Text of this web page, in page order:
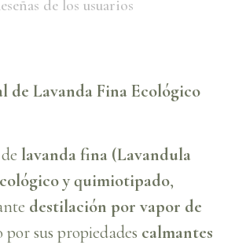
de los usuarios
de Lavanda Fina Ecológico
lavanda fina (Lavandula
y quimiotipado,
destilación por vapor de
por sus propiedades calmantes